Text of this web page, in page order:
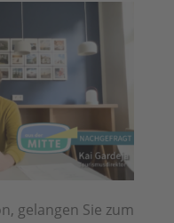
gelangen Sie zum